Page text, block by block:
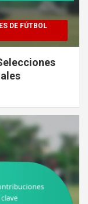
DE FÚTBOL